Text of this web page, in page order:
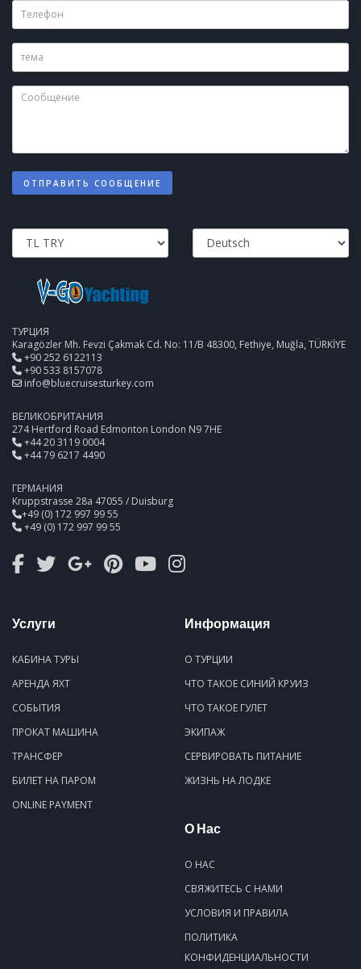
ОТПРАВИТЬ СООБЩЕНИЕ
ТУРЦИЯ
Karagözler Mh. Fevzi Çakmak Cd. No: 11/B 48300, Fethiye, Muğla, TÜRKİYE
+90 252 6122113
+90 533 8157078
info@bluecruisesturkey.com
ВЕЛИКОБРИТАНИЯ
274 Hertford Road Edmonton London N9 7HE
+44 20 3119 0004
+44 79 6217 4490
ГЕРМАНИЯ
Kruppstrasse 28a 47055 / Duisburg
+49 (0) 172 997 99 55
+49 (0) 172 997 99 55
Услуги
КАБИНА ТУРЫ
АРЕНДА ЯХТ
СОБЫТИЯ
ПРОКАТ МАШИНА
ТРАНСФЕР
БИЛЕТ НА ПАРОМ
ONLINE PAYMENT
Информация
О ТУРЦИИ
ЧТО ТАКОЕ СИНИЙ КРУИЗ
ЧТО ТАКОЕ ГУЛЕТ
ЭКИПАЖ
СЕРВИРОВАТЬ ПИТАНИЕ
ЖИЗНЬ НА ЛОДКЕ
О Нас
О НАС
СВЯЖИТЕСЬ С НАМИ
УСЛОВИЯ И ПРАВИЛА
ПОЛИТИКА
КОНФИДЕНЦИАЛЬНОСТИ